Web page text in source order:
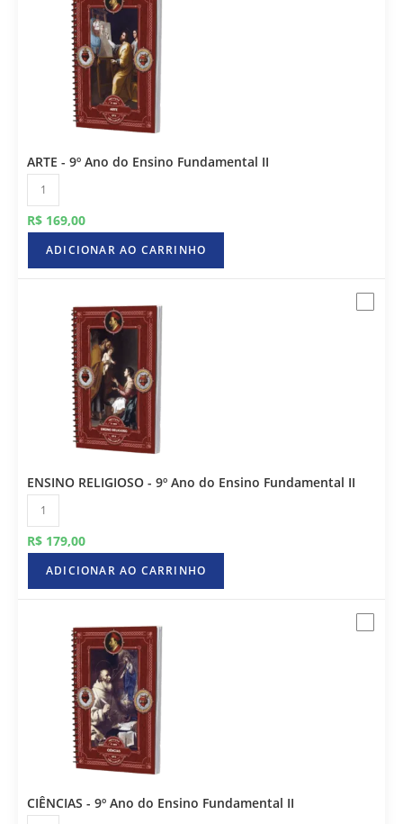
ARTE - 9º Ano do Ensino Fundamental II
R$ 169,00
ADICIONAR AO CARRINHO
ENSINO RELIGIOSO - 9º Ano do Ensino Fundamental II
R$ 179,00
ADICIONAR AO CARRINHO
CIÊNCIAS - 9º Ano do Ensino Fundamental II